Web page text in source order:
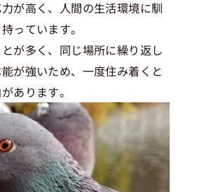
が高く、人間の生活環境に馴
っています。
が多く、同じ場所に繰り返し
が強いため、一度住み着くと
あります。